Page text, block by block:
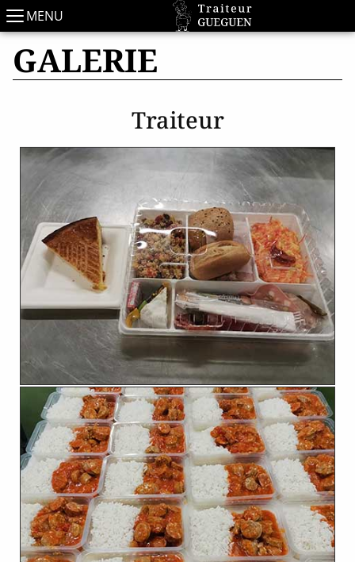
MENU
GALERIE
Traiteur